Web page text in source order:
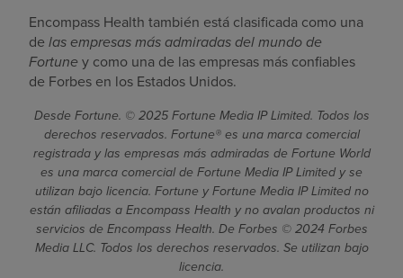
Encompass Health también está clasificada como una
de las empresas más admiradas del mundo de
Fortune y como una de las empresas más confiables
de Forbes en los Estados Unidos.
Desde Fortune. © 2025 Fortune Media IP Limited. Todos los
derechos reservados. Fortune® es una marca comercial
registrada y las empresas más admiradas de Fortune World
es una marca comercial de Fortune Media IP Limited y se
utilizan bajo licencia. Fortune y Fortune Media IP Limited no
están afiliadas a Encompass Health y no avalan productos ni
servicios de Encompass Health. De Forbes © 2024 Forbes
Media LLC. Todos los derechos reservados. Se utilizan bajo
licencia.